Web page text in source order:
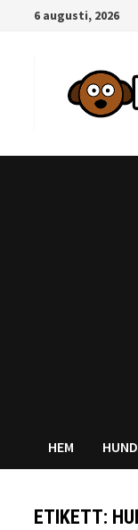
Hoppa6 augusti, 2026
HEM
ETIKETT: